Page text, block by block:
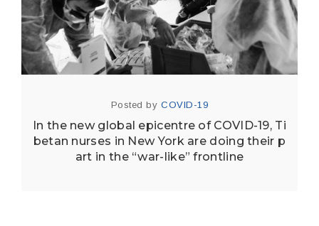
Posted byCOVID-19
In the new global epicentre of COVID-19, Ti
betan nurses in New York are doing their p
art in the “war-like” frontline